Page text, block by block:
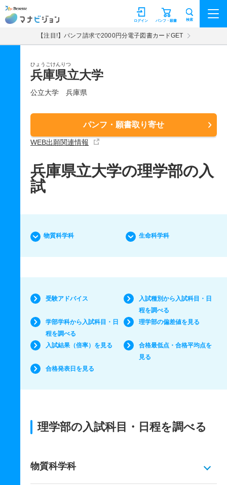
マナビジョン パンフ・願書
ログイン 検索
【注目!】パンフ請求で2000円分電子図書カードGET
ひょうごけんりつ
兵庫県立大学
公立大学 兵庫県
パンフ・願書取り寄せ
WEB出願関連情報
兵庫県立大学の理学部の入
試
物質科学科 生命科学科
受験アドバイス
入試種別から入試科目・日
程を調べる
学部学科から入試科目・日
程を調べる
理学部の偏差値を見る
入試結果（倍率）を見る
合格最低点・合格平均点を
見る
合格発表日を見る
理学部の入試科目・日程を調べる
物質科学科